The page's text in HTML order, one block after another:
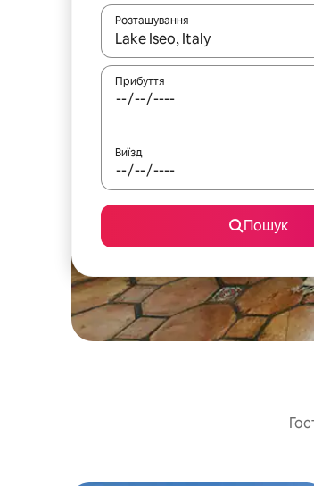
Розташування
Отримавши результати пошуку,
Прибуття
Виїзд
Пошук